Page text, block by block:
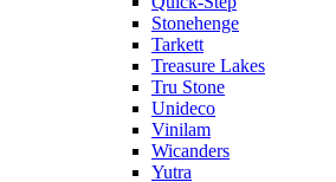
Stonehenge
Tarkett
Treasure Lakes
Tru Stone
Unideco
Vinilam
Wicanders
Yutra